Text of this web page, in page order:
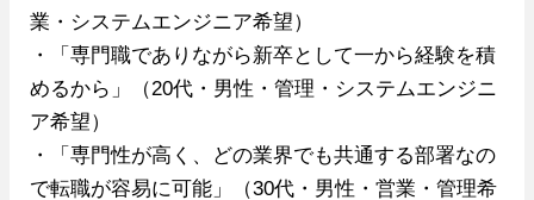
業・システムエンジニア希望）
・「専門職でありながら新卒として一から経験を積
めるから」（20代・男性・管理・システムエンジニ
ア希望）
・「専門性が高く、どの業界でも共通する部署なの
で転職が容易に可能」（30代・男性・営業・管理希